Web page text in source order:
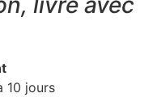
10 jours